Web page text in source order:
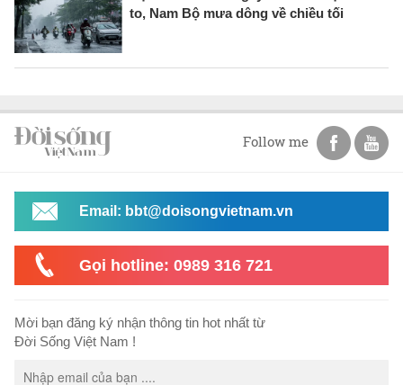
to, Nam Bộ mưa dông về chiều tối
Follow me
Email: bbt@doisongvietnam.vn
Gọi hotline: 0989 316 721
Mời bạn đăng ký nhận thông tin hot nhất từ
Đời Sống Việt Nam !